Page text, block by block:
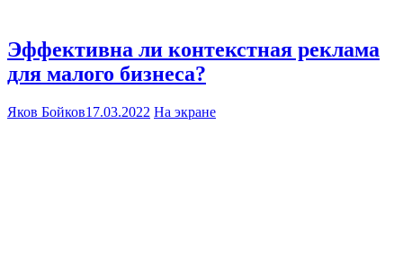
Эффективна ли контекстная реклама
для малого бизнеса?
Яков Бойков17.03.2022 На экране